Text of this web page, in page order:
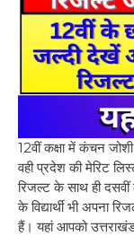
12वीं कक्षा में कंचन
वही प्रदेश की मेरिट
रिजल्ट के साथ ही दसवीं
के विद्यार्थी भी
हैं। यहां आपको